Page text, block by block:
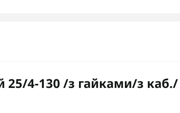
25/4-130 /з гайками/з каб./